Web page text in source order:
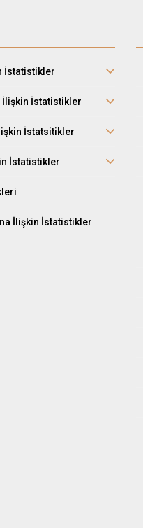
İstatistikler
İlişkin İstatistikler
İstatsitikler
İstatistikler
İlişkin İstatistikler